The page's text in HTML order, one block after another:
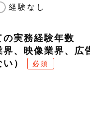
経験なし
実務経験年数
界、映像業界、広
）
必須